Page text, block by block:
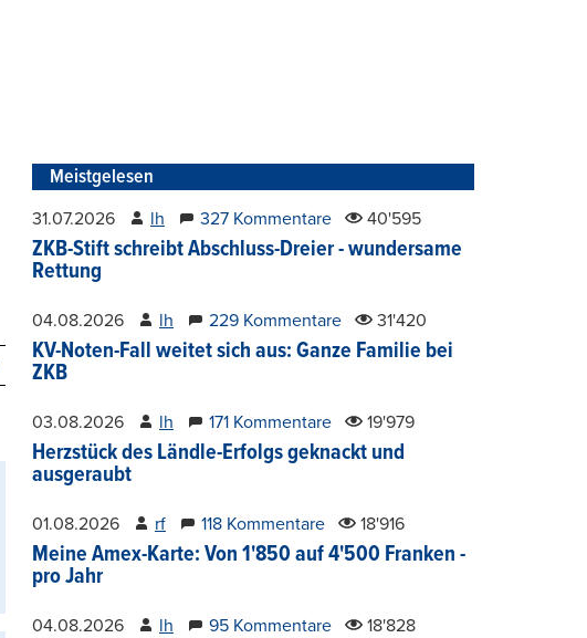
Meistgelesen
31.07.2026 lh 327 Kommentare 40'595
ZKB-Stift schreibt Abschluss-Dreier - wundersame
Rettung
04.08.2026 lh 229 Kommentare 31'420
KV-Noten-Fall weitet sich aus: Ganze Familie bei
ZKB
03.08.2026 lh 171 Kommentare 19'979
Herzstück des Ländle-Erfolgs geknackt und
ausgeraubt
01.08.2026 rf 118 Kommentare 18'916
Meine Amex-Karte: Von 1'850 auf 4'500 Franken -
pro Jahr
04.08.2026 lh 95 Kommentare 18'828